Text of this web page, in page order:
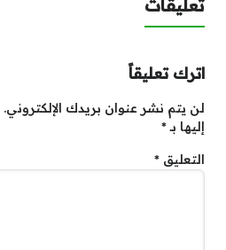
تعليقات
اترك تعليقاً
لن يتم نشر عنوان بريدك الإلكتروني.
إليها بـ*
التعليق *